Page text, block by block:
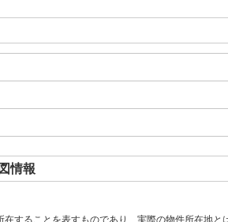
情報
することを表すものであり、実際の物件所在地と